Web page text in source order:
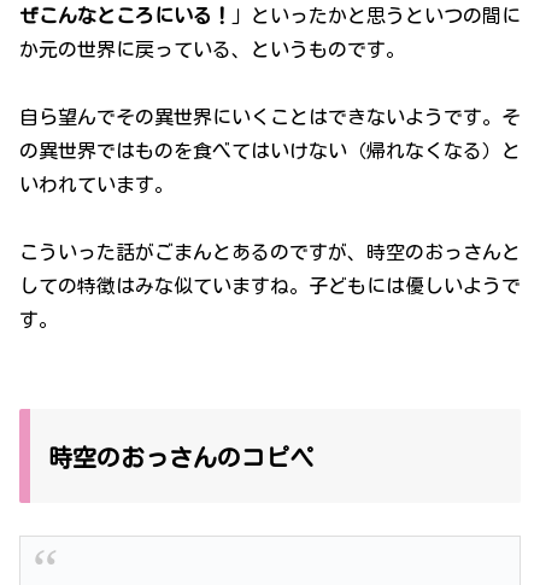
ぜこんなところにいる！
」といったかと思うといつの間に
か元の世界に戻っている、というものです。
自ら望んでその異世界にいくことはできないようです。そ
の異世界ではものを食べてはいけない（帰れなくなる）と
いわれています。
こういった話がごまんとあるのですが、時空のおっさんと
しての特徴はみな似ていますね。子どもには優しいようで
す。
時空のおっさんのコピペ